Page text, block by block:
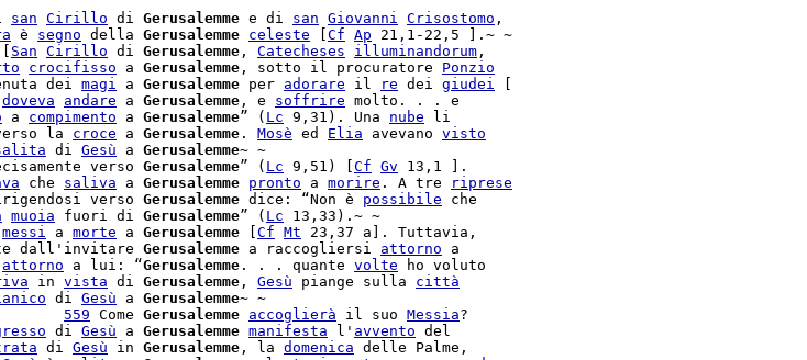
san Cirillo di Gerusalemme e di san Giovanni Crisostomo ,
è segno della Gerusalemme celeste Cf Ap 21,1-22,5 ].~ ~
San Cirillo di Gerusalemme , Catecheses illuminandorum ,
crocifisso a Gerusalemme , sotto il procuratore Ponzio
dei magi a Gerusalemme per adorare il re dei giudei
doveva andare a Gerusalemme , e soffrire molto. . . e
a compimento a Gerusalemme” ( Lc 9,31). Una nube li
la croce a Gerusalemme . Mosè ed Elia avevano visto
di Gesù a Gerusalemme
verso Gerusalemme” ( Lc 9,51) [ Cf Gv 13,1 ].
che saliva a Gerusalemme pronto a morire . A tre
riprese
verso Gerusalemme dice: “Non è possibile che
muoia fuori di Gerusalemme” ( Lc 13,33).~ ~
messi a morte a Gerusalemme Cf Mt 23,37 a]. Tuttavia,
dall'invitare Gerusalemme a raccogliersi attorno a
attorno a lui: “Gerusalemme . . . quante volte ho voluto
in vista di Gerusalemme , Gesù piange sulla città
di Gesù a Gerusalemme~ ~
559 Come Gerusalemme accoglierà il suo Messia
di Gesù a Gerusalemme manifesta l' avvento del
di Gesù in Gerusalemme , la domenica delle Palme,